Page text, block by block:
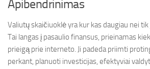
Apibendrinimas
Valiutų skaičiuoklė yra kur kas daugiau nei
Tai langas į pasaulio finansus, prieinamas
prieigą prie interneto. Ji padeda priimti
perkant, planuoti investicijas, efektyviai